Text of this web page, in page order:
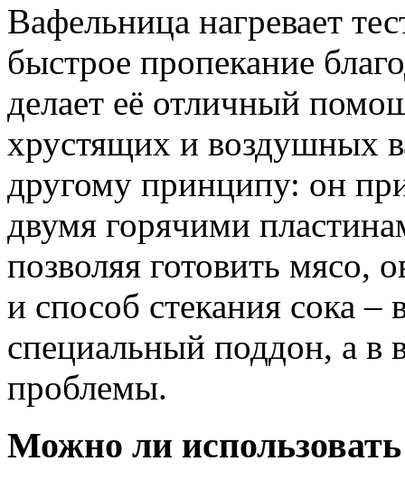
Вафельница нагревает
быстрое пропекание
делает её отличный
хрустящих и воздушных
другому принципу: он
двумя горячими
позволяя готовить
и способ стекания сока –
специальный поддон, а в
проблемы.
Можно ли